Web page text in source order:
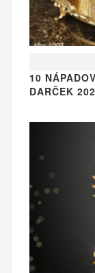
10
DARČEK